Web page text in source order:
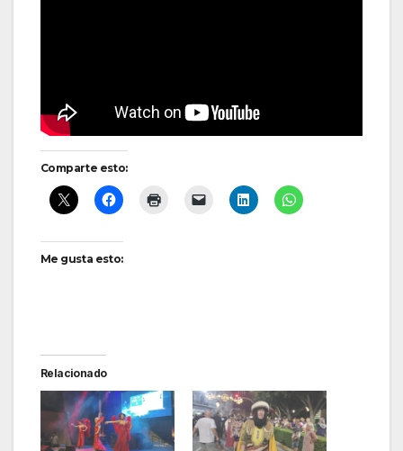
Comparte esto:
Me gusta esto:
Relacionado